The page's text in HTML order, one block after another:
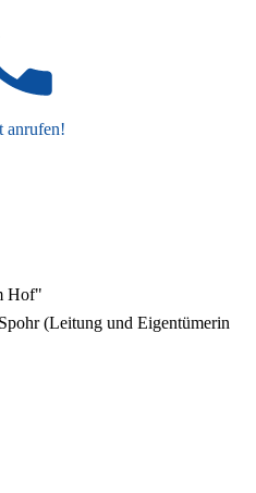
anrufen!
Hof"
(Leitung und Eigentümerin